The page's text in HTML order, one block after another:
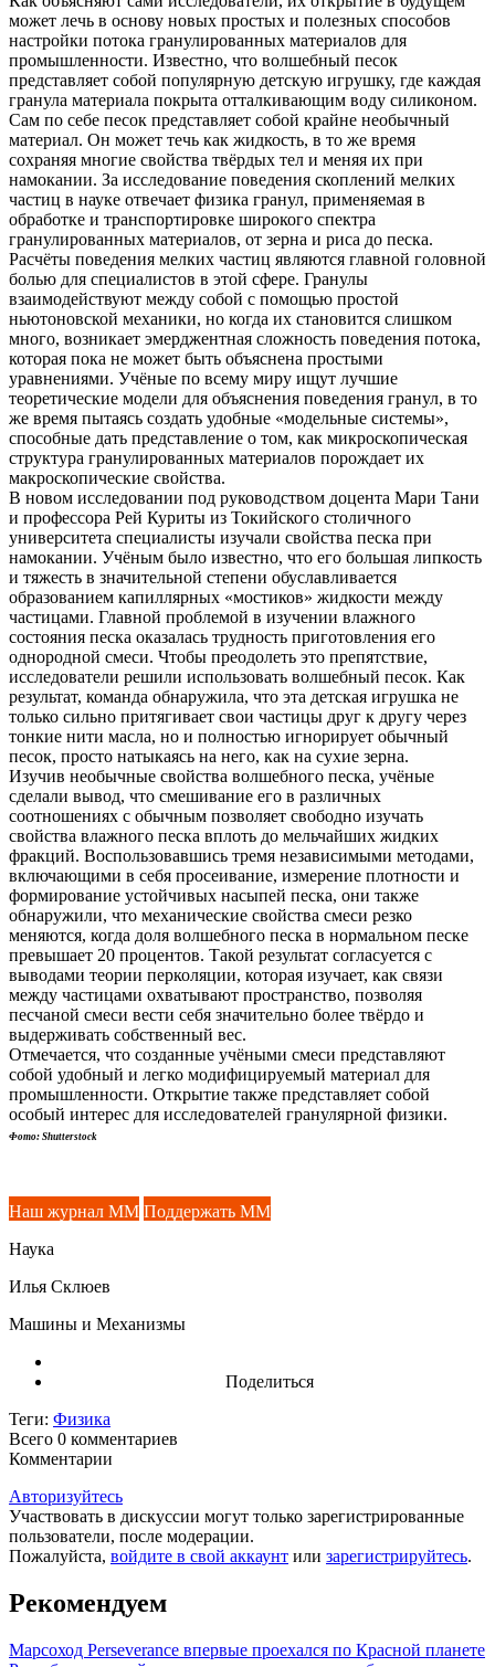
может лечь в основу новых простых и полезных способов
настройки потока гранулированных материалов для
промышленности. Известно, что волшебный песок
представляет собой популярную детскую игрушку, где каждая
гранула материала покрыта отталкивающим воду силиконом.
Сам по себе песок представляет собой крайне необычный
материал. Он может течь как жидкость, в то же время
сохраняя многие свойства твёрдых тел и меняя их при
намокании. За исследование поведения скоплений мелких
частиц в науке отвечает физика гранул, применяемая в
обработке и транспортировке широкого спектра
гранулированных материалов, от зерна и риса до песка.
Расчёты поведения мелких частиц являются главной головной
болью для специалистов в этой сфере. Гранулы
взаимодействуют между собой с помощью простой
ньютоновской механики, но когда их становится слишком
много, возникает эмерджентная сложность поведения потока,
которая пока не может быть объяснена простыми
уравнениями. Учёные по всему миру ищут лучшие
теоретические модели для объяснения поведения гранул, в то
же время пытаясь создать удобные «модельные системы»,
способные дать представление о том, как микроскопическая
структура гранулированных материалов порождает их
макроскопические свойства.
В новом исследовании под руководством доцента Мари Тани
и профессора Рей Куриты из Токийского столичного
университета специалисты изучали свойства песка при
намокании. Учёным было известно, что его большая липкость
и тяжесть в значительной степени обуславливается
образованием капиллярных «мостиков» жидкости между
частицами. Главной проблемой в изучении влажного
состояния песка оказалась трудность приготовления его
однородной смеси. Чтобы преодолеть это препятствие,
исследователи решили использовать волшебный песок. Как
результат, команда обнаружила, что эта детская игрушка не
только сильно притягивает свои частицы друг к другу через
тонкие нити масла, но и полностью игнорирует обычный
песок, просто натыкаясь на него, как на сухие зерна.
Изучив необычные свойства волшебного песка, учёные
сделали вывод, что смешивание его в различных
соотношениях с обычным позволяет свободно изучать
свойства влажного песка вплоть до мельчайших жидких
фракций. Воспользовавшись тремя независимыми методами,
включающими в себя просеивание, измерение плотности и
формирование устойчивых насыпей песка, они также
обнаружили, что механические свойства смеси резко
меняются, когда доля волшебного песка в нормальном песке
превышает 20 процентов. Такой результат согласуется с
выводами теории перколяции, которая изучает, как связи
между частицами охватывают пространство, позволяя
песчаной смеси вести себя значительно более твёрдо и
выдерживать собственный вес.
Отмечается, что созданные учёными смеси представляют
собой удобный и легко модифицируемый материал для
промышленности. Открытие также представляет собой
особый интерес для исследователей гранулярной физики.
Фото: Shutterstock
Наш журнал ММ Поддержать ММ
Наука
Илья Склюев
Машины и Механизмы
Поделиться
Теги: Физика
Всего 0 комментариев
Комментарии
Авторизуйтесь
Участвовать в дискуссии могут только зарегистрированные
пользователи, после модерации.
Пожалуйста, войдите в свой аккаунт или зарегистрируйтесь.
Рекомендуем
Марсоход Perseverance впервые проехался по Красной планете